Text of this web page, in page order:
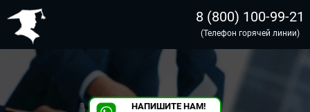
8 (800) 100-99-21
(Телефон горячей линии)
НАПИШИТЕ НАМ!